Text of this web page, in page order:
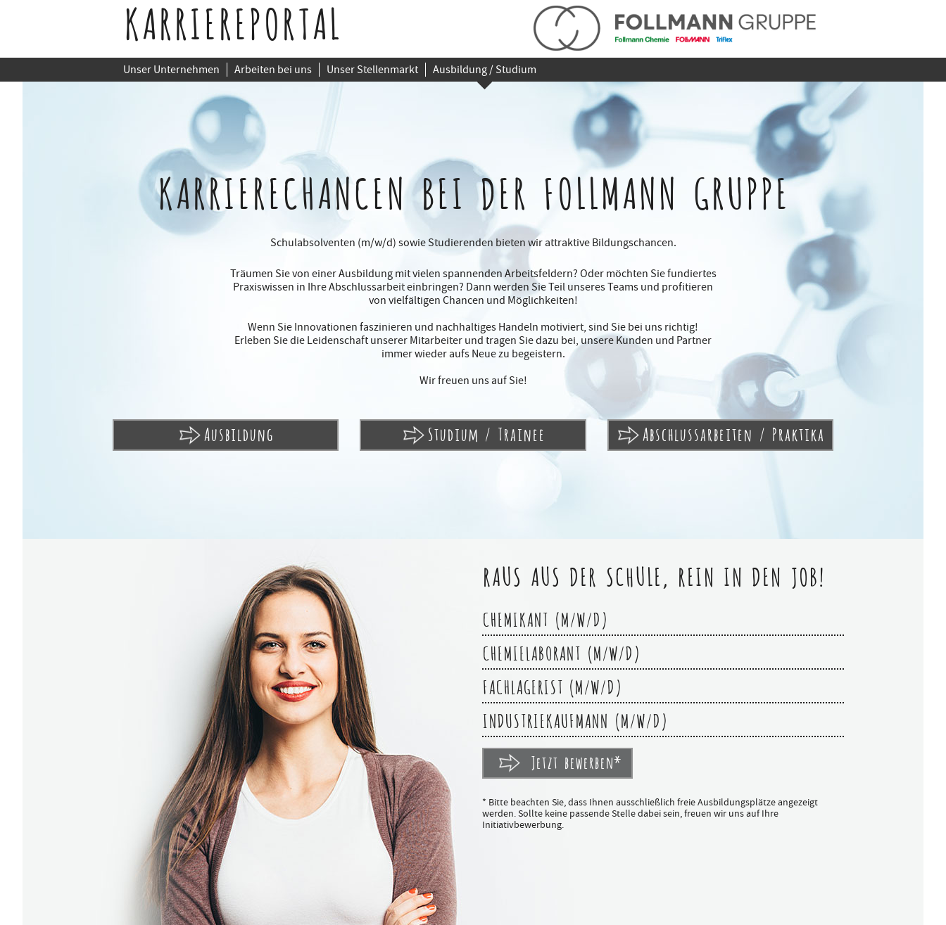
KARRIEREPORTAL
Unser Unternehmen Arbeiten bei uns Unser Stellenmarkt Ausbildung / Studium
KARRIERECHANCENBEI DER FOLLMANN GRUPPE
Schulabsolventen (m/w/d) sowie Studierenden bieten wir attraktive Bildungschancen.
Träumen Sie von einer Ausbildung mit vielen spannenden Arbeitsfeldern? Oder möchten Sie fundiertes
Praxiswissen in Ihre Abschlussarbeit einbringen? Dann werden Sie Teil unseres Teams und profitieren
von vielfältigen Chancen und Möglichkeiten!
Wenn Sie Innovationen faszinieren und nachhaltiges Handeln motiviert, sind Sie bei uns richtig!
Erleben Sie die Leidenschaft unserer Mitarbeiter und tragen Sie dazu bei, unsere Kunden und Partner
immer wieder aufs Neue zu begeistern.
Wir freuen uns auf Sie!
Ausbildung Studium / Trainee Abschlussarbeiten / Praktika
RAUS AUS DER SCHULE, REIN IN DEN JOB!
CHEMIKANT (M/W/D)
CHEMIELABORANT (M/W/D)
FACHLAGERIST (M/W/D)
INDUSTRIEKAUFMANN (M/W/D)
Jetzt bewerben*
* Bitte beachten Sie, dass Ihnen ausschließlich freie Ausbildungsplätze angezeigt
werden. Sollte keine passende Stelle dabei sein, freuen wir uns auf Ihre
Initiativbewerbung.